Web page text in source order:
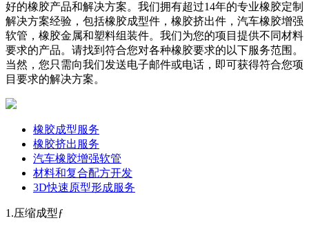
好的橡胶产品和解决方案。我们拥有超过14年的专业橡胶定制
解决方案经验，包括橡胶成型件，橡胶挤出件，汽车橡胶增强
软管，橡胶金属和塑料组装件。我们为您的项目提供不同材料
要求的产品。请找到符合您对各种橡胶要求的以下服务范围。
当然，您只需向我们发送电子邮件或电话，即可获得符合您项
目要求的解决方案。
橡胶成型服务
橡胶挤出服务
汽车橡胶增强软管
材料和复合配方开发
3D快速原型形成服务
1.压缩成型ƒ